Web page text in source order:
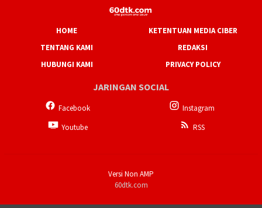
HOME
KETENTUAN MEDIA CIBER
TENTANG KAMI
REDAKSI
HUBUNGI KAMI
PRIVACY POLICY
JARINGAN SOCIAL
Facebook
Instagram
Youtube
RSS
Versi Non AMP
60dtk.com